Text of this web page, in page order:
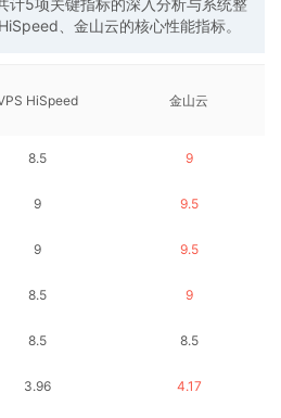
、金山云的核心性能指标。
HiSpeed
8.5
9
9
8.5
8.5
3.96
金山云
9
9.5
9.5
9
8.5
4.17